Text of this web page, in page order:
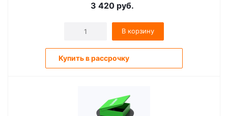
3 420 руб.
В корзину
Купить в рассрочку